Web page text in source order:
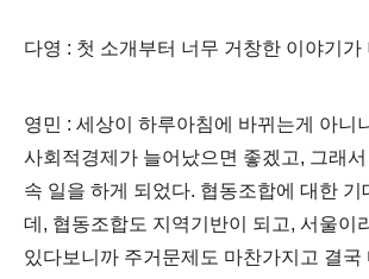
다영 : 첫 소개부터 너무 거창한 이야기가
영민 : 세상이 하루아침에 바뀌는게 아니
사회적경제가 늘어났으면 좋겠고, 그래서
속 일을 하게 되었다. 협동조합에 대한 기
데, 협동조합도 지역기반이 되고, 서울이
있다보니까 주거문제도 마찬가지고 결국